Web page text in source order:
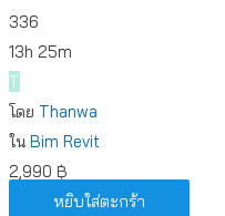
336
13h 25m
T
โดย Thanwa
ใน Bim Revit
2,990 ฿
หยิบใส่ตะกร้า